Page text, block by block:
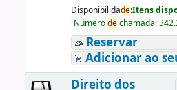
Disponibilidade:Itens
[Númerodechamada:
Reservar
Adicionar ao
Direito dos